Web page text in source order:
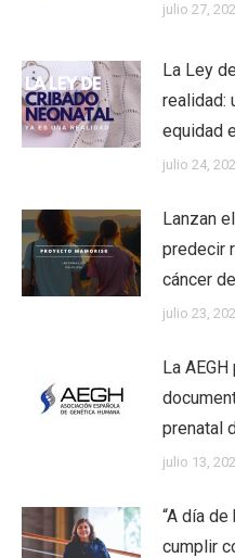
julio 27,
La Ley
realidad:
equidad
julio 24,
Lanzan
predecir
cáncer
julio 23,
La
prenatal
julio 13,
“A día
cumplir